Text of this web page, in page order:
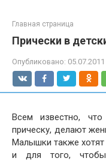
Главная страница
Прически в
Опубликовано: 05.07.2011
Всем известно,
прическу, делают
Малышки также
и для того,